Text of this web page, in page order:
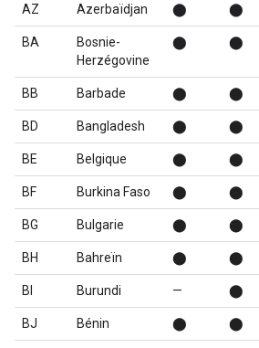
AZ Azerbaïdjan ⬤ ⬤
BA
Bosnie-
Herzégovine
⬤ ⬤
BB Barbade ⬤ ⬤
BD Bangladesh ⬤ ⬤
BE Belgique ⬤ ⬤
BF Burkina Faso ⬤ ⬤
BG Bulgarie ⬤ ⬤
BH Bahreïn ⬤ ⬤
BI Burundi — ⬤
BJ Bénin ⬤ ⬤